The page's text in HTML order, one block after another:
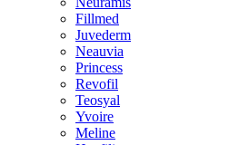
Fillmed
Juvederm
Neauvia
Princess
Revofil
Teosyal
Yvoire
Meline